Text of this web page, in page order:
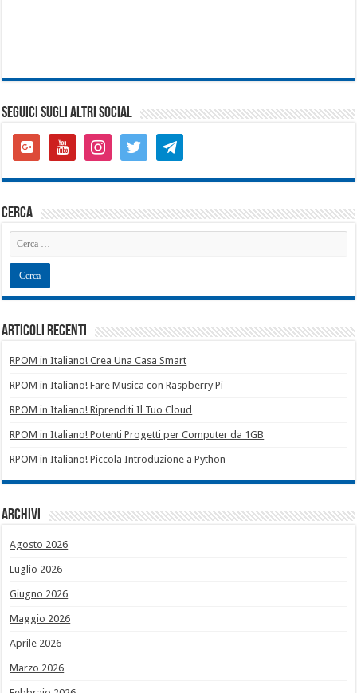
SEGUICI SUGLI ALTRI SOCIAL
google-
plus-
youtube instagramtwitter telegram
cerca
Articoli recenti
RPOM in Italiano! Crea Una Casa Smart
RPOM in Italiano! Fare Musica con Raspberry Pi
RPOM in Italiano! Riprenditi Il Tuo Cloud
RPOM in Italiano! Potenti Progetti per Computer da 1GB
RPOM in Italiano! Piccola Introduzione a Python
Archivi
Agosto 2026
Luglio 2026
Giugno 2026
Maggio 2026
Aprile 2026
Marzo 2026